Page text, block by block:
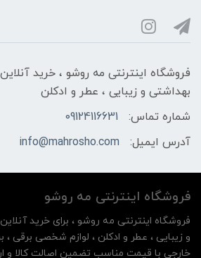
فروشگاه اینترنتی مه‌ رو‌شو ، خرید
بهداشتی و زیبایی ، عطر و ادکلن
شماره تماس:
09124116631
آدرس ایمیل:
info@mahrosho.com
فروشگاه اینترنتی مه‌ رو‌شو
فروشگاه اینترنتی مه‌ رو‌شو ، برای خرید
و زیبایی ، عطر و ادکلن ، لوازم شخصی برقی ،
خارجی با قیمت مناسب تضمین اصالت کالا و